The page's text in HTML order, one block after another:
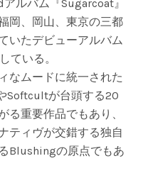
ルバム『Sugarcoat』
岡、岡山、東京の三都
いたデビューアルバム
ている。
なムードに統一された
Softcultが台頭する20
る重要作品でもあり、
ティヴが交錯する独自
Blushingの原点でもあ